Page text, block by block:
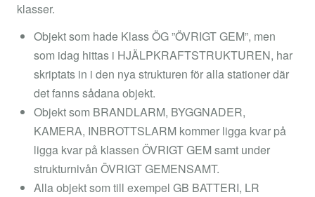
klasser.
Objekt som hade Klass ÖG ”ÖVRIGT GEM”, men
som idag hittas i HJÄLPKRAFTSTRUKTUREN, har
skriptats in i den nya strukturen för alla stationer där
det fanns sådana objekt.
Objekt som BRANDLARM, BYGGNADER,
KAMERA, INBROTTSLARM kommer ligga kvar på
ligga kvar på klassen ÖVRIGT GEM samt under
strukturnivån ÖVRIGT GEMENSAMT.
Alla objekt som till exempel GB BATTERI, LR